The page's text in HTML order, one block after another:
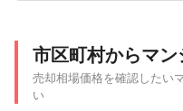
市区町村からマ
売却相場価格を確認したい
い